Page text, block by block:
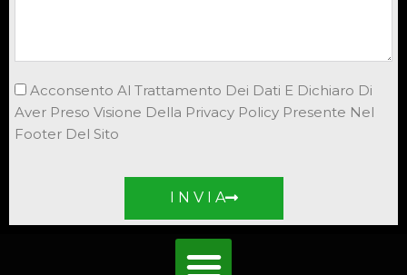
Acconsento Al Trattamento Dei Dati E Dichiaro Di
Aver Preso Visione Della Privacy Policy Presente Nel
Footer Del Sito
I N V I A